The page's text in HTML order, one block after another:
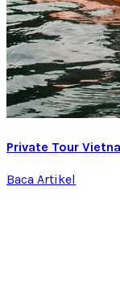
Private Tour
Baca Artikel